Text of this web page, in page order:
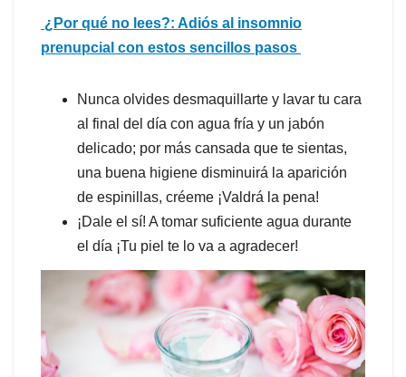
¿Por qué no lees?: Adiós al insomnio
prenupcial con estos sencillos pasos
Nunca olvides desmaquillarte y lavar tu cara
al final del día con agua fría y un jabón
delicado; por más cansada que te sientas,
una buena higiene disminuirá la aparición
de espinillas, créeme ¡Valdrá la pena!
¡Dale el sí! A tomar suficiente agua durante
el día ¡Tu piel te lo va a agradecer!